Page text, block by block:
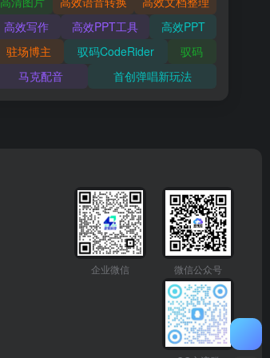
高效写作
高效PPT工具
高效PPT
驻场博主
驭码CodeRider
驭码
马克配音
首创弹唱新玩法
企业微信 微信公众号